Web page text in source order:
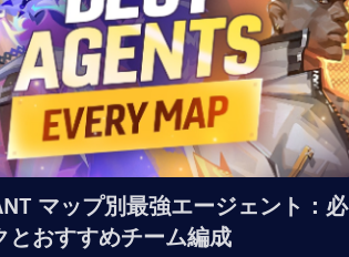
マップ別最強エージェント：必
とおすすめチーム編成